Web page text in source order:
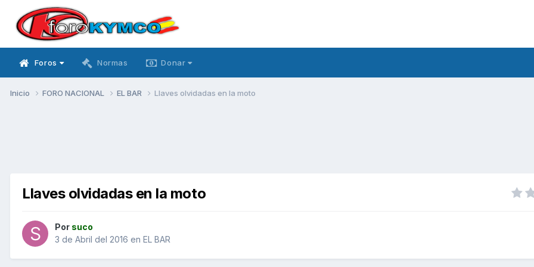
Foros Normas Donar
Inicio FORO NACIONAL EL BAR Llaves olvidadas en la moto
Llaves olvidadas en la moto
Por suco
3 de Abril del 2016 en EL BAR